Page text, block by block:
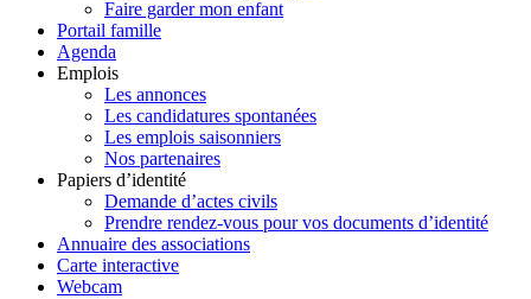
Faire garder mon enfant
Portail famille
Agenda
Emplois
Les annonces
Les candidatures spontanées
Les emplois saisonniers
Nos partenaires
Papiers d’identité
Demande d’actes civils
Prendre rendez-vous pour vos documents d’identité
Annuaire des associations
Carte interactive
Webcam